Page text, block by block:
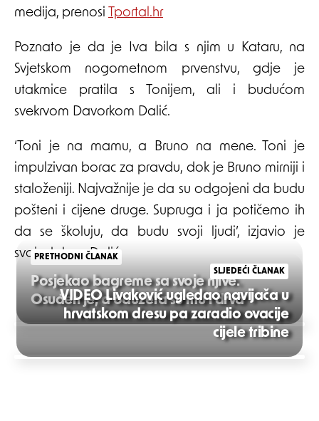
medija, prenosi Tportal.hr
Poznato je da je Iva bila s njim u Kataru, na
Svjetskom nogometnom prvenstvu, gdje je
utakmice pratila s Tonijem, ali i budućom
svekrvom Davorkom Dalić.
‘Toni je na mamu, a Bruno na mene. Toni je
impulzivan borac za pravdu, dok je Bruno mirniji i
staloženiji. Najvažnije je da su odgojeni da budu
pošteni i cijene druge. Supruga i ja potičemo ih
da se školuju, da budu svoji ljudi’, izjavio je
svojedobno Dalić.
Post
navigation
PRETHODNI ČLANAK
Posjekao bagreme sa svoje njive.
Osuđen je, a oduzeta su mu i drva
SLJEDEĆI ČLANAK
VIDEO Livaković ugledao navijača u
hrvatskom dresu pa zaradio ovacije
cijele tribine